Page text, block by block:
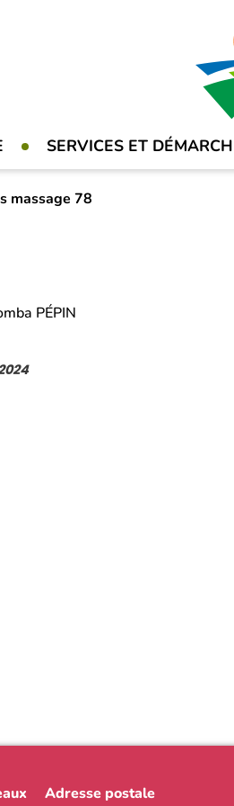
SERVICES ET
massage 78
PÉPIN
Adresse postale